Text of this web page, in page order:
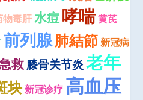
物毒肝 水痘哮喘黄芪
前列腺肺結節 新冠病
救膝骨关节炎 老年
块 新冠诊疗 高血压